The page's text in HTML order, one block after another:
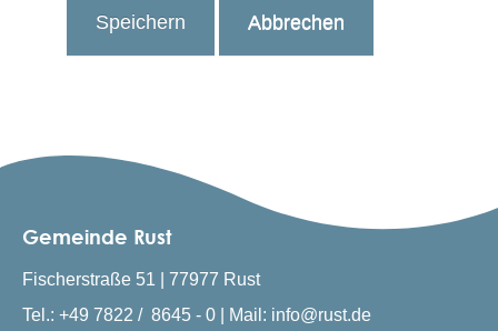
Speichern Abbrechen
Gemeinde Rust
Fischerstraße 51 | 77977 Rust
Tel.: +49 7822 / 8645 - 0 | Mail: info@rust.de